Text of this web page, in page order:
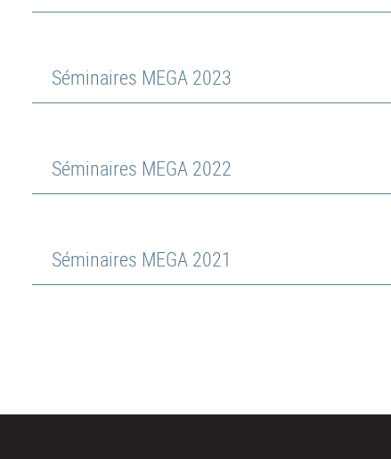
Séminaires MEGA 2023
Séminaires MEGA 2022
Séminaires MEGA 2021